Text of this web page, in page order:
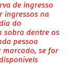
de ingresso
ingressos na
do
sobra dentre os
pessoa
marcado, se for